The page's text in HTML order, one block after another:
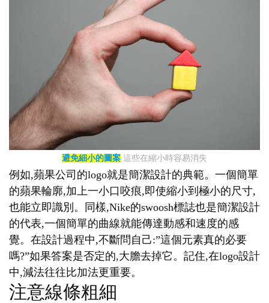
避免細小的圖案 這些在縮小時容易消失
例如,蘋果公司的logo就是簡潔設計的典範。一個簡單
的蘋果輪廓,加上一小口咬痕,即使縮小到極小的尺寸,
也能立即識別。同樣,Nike的swoosh標誌也是簡潔設計
的代表,一個簡單的曲線就能傳達動感和速度的感
覺。在設計過程中,不斷問自己:”這個元素真的必要
嗎?”如果答案是否定的,大膽去掉它。記住,在logo設計
中,減法往往比加法更重要。
注意線條粗細